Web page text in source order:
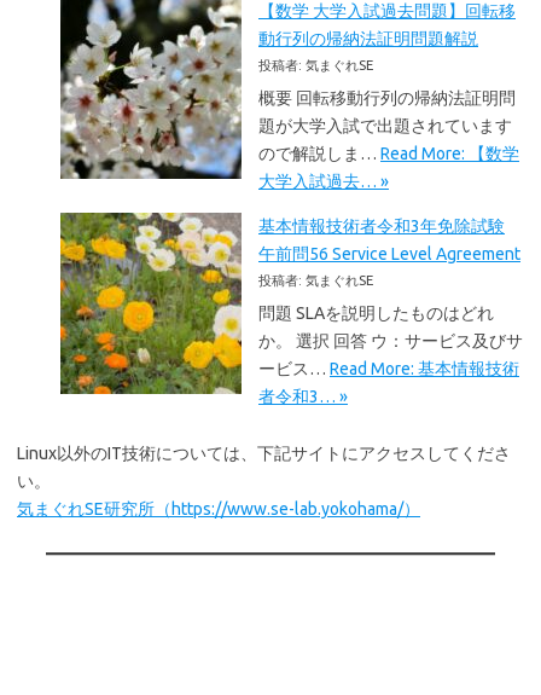
【数学 大学入試過去問題】回転移
動行列の帰納法証明問題解説
投稿者: 気まぐれSE
概要 回転移動行列の帰納法証明問
題が大学入試で出題されています
ので解説しま… Read More: 【数学
大学入試過去… »
基本情報技術者令和3年免除試験
午前問56 Service Level Agreement
投稿者: 気まぐれSE
問題 SLAを説明したものはどれ
か。 選択 回答 ウ：サービス及びサ
ービス… Read More: 基本情報技術
者令和3… »
Linux以外のIT技術については、下記サイトにアクセスしてくださ
い。
気まぐれSE研究所（https://www.se-lab.yokohama/）